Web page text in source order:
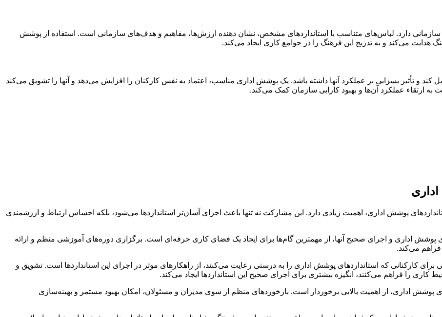
دارد. لباس‌های متناسب با استانداردهای مشخص، نشان دهنده ارزش‌ها، مفاهیم و هدف‌های سازمانی است. استفاده از پوشش
هدایت می‌کند و به تدریج این فرهنگ را در جوامع کاری ایجاد می‌کند.
و تأثیر بسزایی بر عملکرد آنها داشته باشد. یک پوشش اداری مناسب، اعتماد به نفس کارکنان را افزایش می‌دهد و آنها را تشویق می‌کند
به ارتقاء عملکرد آن‌ها و بهبود کارایی سازمان کمک می‌کند.
پوشش اداری، اهمیت زیادی دارد. این مشارکت نه تنها باعث اجرای آسان‌تر استانداردها می‌شود، بلکه احساس ارتباط و ارزشمندی
پوشش اداری و اجرای صحیح آنها، از مهمترین گام‌ها برای ایجاد یک فضای کاری حرفه‌ای است. برگزاری دوره‌های آموزشی منظم و ارائه
فراهم می‌کند.
کارکنانی که استانداردهای پوشش اداری را به درستی رعایت می‌کنند، از راهکارهای موثر در اجرای این استانداردها است. تشویق و
کاری را فراهم می‌کنند، انگیزه بیشتری برای اجرای صحیح این استانداردها ایجاد می‌کند.
پوشش اداری، از اهمیت بالایی برخوردار است. بازخوردهای منظم از سوی مدیران و مسئولان، امکان بهبود مستمر و بهینه‌سازی